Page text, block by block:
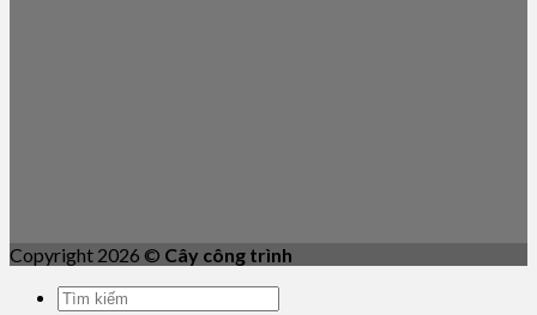
Copyright 2026 © Cây công trình